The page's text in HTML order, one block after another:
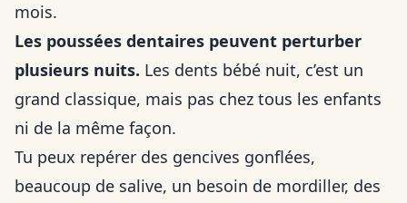
mois.
Les poussées dentaires peuvent perturber
plusieurs nuits. Les dents bébé nuit, c’est un
grand classique, mais pas chez tous les enfants
ni de la même façon.
Tu peux repérer des gencives gonflées,
beaucoup de salive, un besoin de mordiller, des